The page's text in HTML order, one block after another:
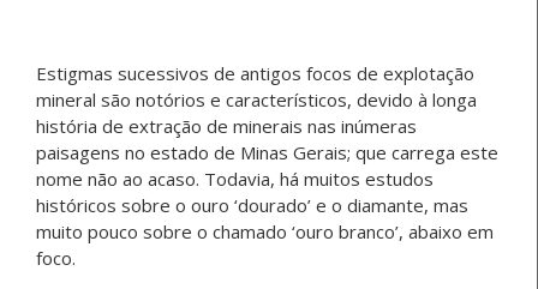
Estigmas sucessivos de antigos focos de explotação
mineral são notórios e característicos, devido à longa
história de extração de minerais nas inúmeras
paisagens no estado de Minas Gerais; que carrega este
nome não ao acaso. Todavia, há muitos estudos
históricos sobre o ouro ‘dourado’ e o diamante, mas
muito pouco sobre o chamado ‘ouro branco’, abaixo em
foco.